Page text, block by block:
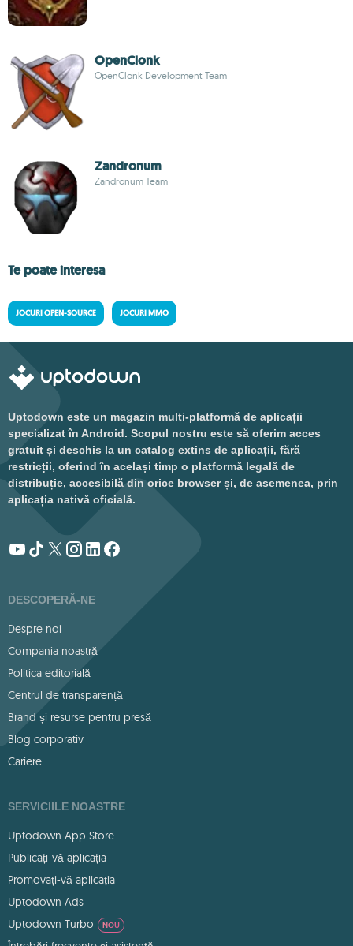
OpenClonk
OpenClonk Development Team
Zandronum
Zandronum Team
Te poate interesa
JOCURI OPEN-SOURCE JOCURI MMO
Uptodown este un magazin multi-platformă de aplicații
specializat în Android. Scopul nostru este să oferim acces
gratuit și deschis la un catalog extins de aplicații, fără
restricții, oferind în același timp o platformă legală de
distribuție, accesibilă din orice browser și, de asemenea, prin
aplicația nativă oficială.
DESCOPERĂ-NE
Despre noi
Compania noastră
Politica editorială
Centrul de transparență
Brand și resurse pentru presă
Blog corporativ
Cariere
SERVICIILE NOASTRE
Uptodown App Store
Publicați-vă aplicația
Promovați-vă aplicația
Uptodown Ads
Uptodown Turbo
NOU